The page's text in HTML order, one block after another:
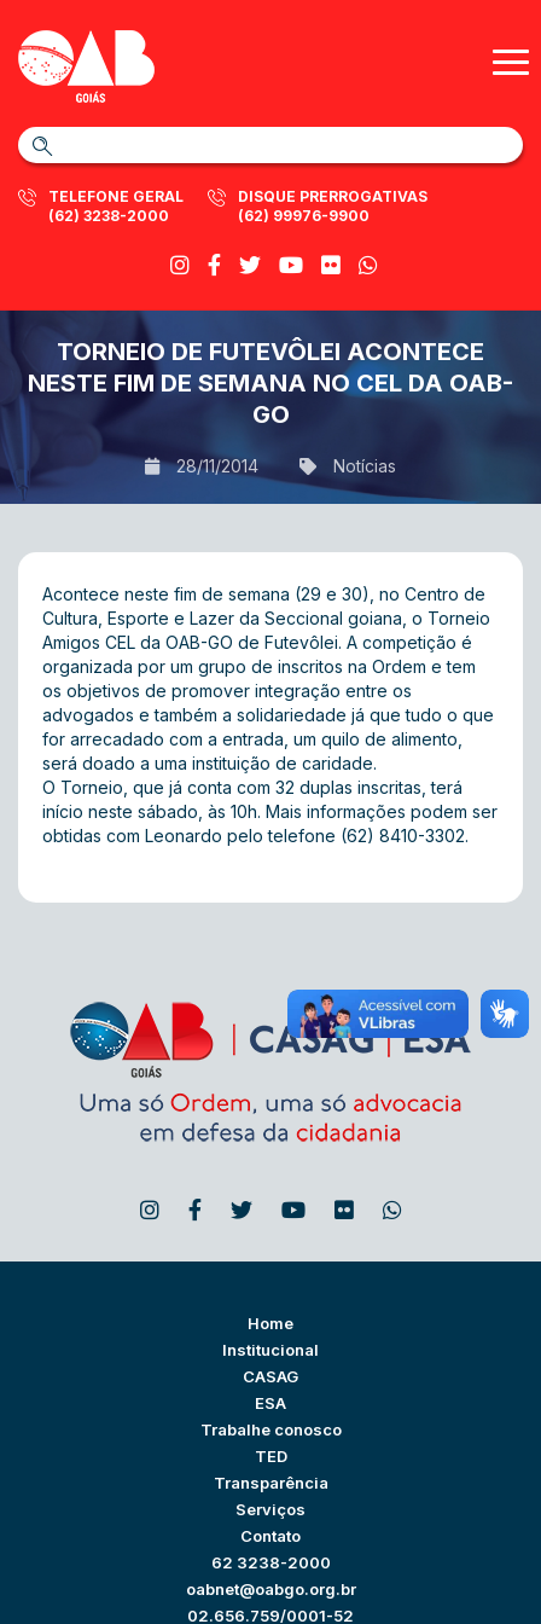
TELEFONE GERAL
(62) 3238-2000
DISQUE PRERROGATIVAS
(62) 99976-9900
TORNEIO DE FUTEVÔLEI ACONTECE
NESTE FIM DE SEMANA NO CEL DA OAB-
GO
28/11/2014 Notícias
Acontece neste fim de semana (29 e 30), no Centro de
Cultura, Esporte e Lazer da Seccional goiana, o Torneio
Amigos CEL da OAB-GO de Futevôlei. A competição é
organizada por um grupo de inscritos na Ordem e tem
os objetivos de promover integração entre os
advogados e também a solidariedade já que tudo o que
for arrecadado com a entrada, um quilo de alimento,
será doado a uma instituição de caridade.
O Torneio, que já conta com 32 duplas inscritas, terá
início neste sábado, às 10h. Mais informações podem ser
obtidas com Leonardo pelo telefone (62) 8410-3302.
Home
Institucional
CASAG
ESA
Trabalhe conosco
TED
Transparência
Serviços
Contato
62 3238-2000
oabnet@oabgo.org.br
02.656.759/0001-52